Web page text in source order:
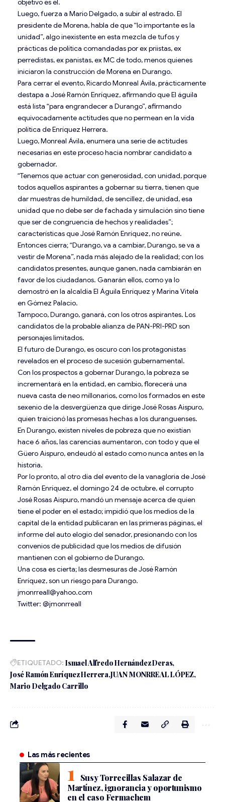
Luego, fuerza a Mario Delgado, a subir al estrado. El
presidente de Morena, habla de que “lo importante es la
unidad”, algo inexistente en esta mezcla de tufos y
prácticas de política comandadas por ex priistas, ex
perredistas, ex panistas, ex MC de todo, menos quienes
iniciaron la construcción de Morena en Durango.
Para cerrar el evento, Ricardo Monreal Ávila, prácticamente
destapa a José Ramón Enríquez, afirmando que El águila
está lista “para engrandecer a Durango”, afirmando
equivocadamente actitudes que no permean en la vida
política de Enríquez Herrera.
Luego, Monreal Ávila, enumera una serie de actitudes
necesarias en este proceso hacia nombrar candidato a
gobernador.
“Tenemos que actuar con generosidad, con unidad, porque
todos aquellos aspirantes a gobernar su tierra, tienen que
dar muestras de humildad, de sencillez, de unidad, esa
unidad que no debe ser de fachada y simulación sino tiene
que ser de congruencia de hechos y realidades”;
características que José Ramón Enríquez, no reúne.
Entonces cierra; “Durango, va a cambiar, Durango, se va a
vestir de Morena”, nada más alejado de la realidad; con los
candidatos presentes, aunque ganen, nada cambiarán en
favor de los ciudadanos. Ganarán ellos, como ya lo
demostró en la alcaldía El Águila Enríquez y Marina Vitela
en Gómez Palacio.
Tampoco, Durango, ganará, con los otros aspirantes. Los
candidatos de la probable alianza de PAN-PRI-PRD son
personajes limitados.
El futuro de Durango, es oscuro con los protagonistas
revelados en el proceso de sucesión gubernamental.
Con los prospectos a gobernar Durango, la pobreza se
incrementará en la entidad, en cambio, florecerá una
nueva casta de neo millonarios, como los formados en este
sexenio de la desvergüenza que dirige José Rosas Aispuro,
quien traicionó las promesas hechas a los duranguenses.
En Durango, existen niveles de pobreza que no existían
hace 6 años, las carencias aumentaron, con todo y que el
Güero Aispuro, endeudó al estado como nunca antes en la
historia.
Por lo pronto, al otro día del evento de la vanagloria de José
Ramón Enríquez, el domingo 24 de octubre, el corrupto
José Rosas Aispuro, mandó un mensaje acerca de quien
tiene el poder en el estado; impidió que los medios de la
capital de la entidad publicaran en las primeras páginas, el
informe del auto elogio del senador, presionando con los
convenios de publicidad que los medios de difusión
mantienen con el gobierno de Durango.
Una cosa es cierta; las desmesuras de José Ramón
Enríquez, son un riesgo para Durango.
jmonrreall@yahoo.com
Twitter: @jmonrreall
ETIQUETADO: Ismael Alfredo Hernández Deras
José Ramón Enríquez Herrera JUAN MONRREAL LÓPEZ
Mario Delgado Carrillo
Las más recientes
Susy Torrecillas Salazar de
Martínez, ignorancia y oportunismo
en el caso Fermachem